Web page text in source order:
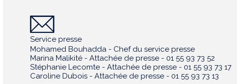
Service presse
Mohamed Bouhadda - Chef du service presse
Marina Malikité - Attachée de presse - 01 55 93 73 52
Stéphanie Lecomte - Attachée de presse - 01 55 93 73 17
Caroline Dubois - Attachée de presse - 01 55 93 73 13